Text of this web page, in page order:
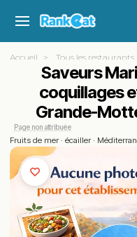
Accueil Tous les restaurants
Saveurs
coquillages
Grande-
Page non attribuée
Fruits de mer· écailler·